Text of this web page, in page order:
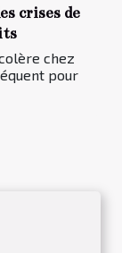
crises de
chez
pour